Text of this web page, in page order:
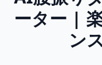
ーター |
ン